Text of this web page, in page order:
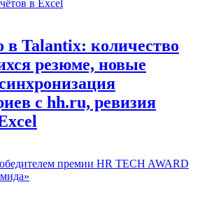
в Talantix: количество
резюме, новые
с hh.ru, ревизия